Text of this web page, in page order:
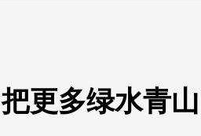
更多绿水青